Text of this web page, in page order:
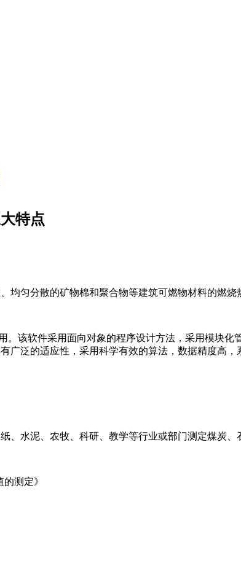
特点
均匀分散的矿物棉和聚合物等建筑可燃物材料的燃烧
。该软件采用面向对象的程序设计方法，采用模块
广泛的适应性，采用科学有效的算法，数据精度高，
、水泥、农牧、科研、教学等行业或部门测定煤炭、
测定》